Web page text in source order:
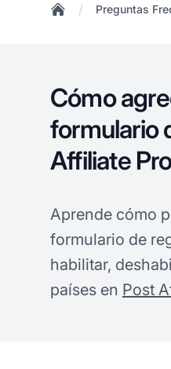
/ Preguntas
Cómo
formulario
Affiliate
Aprende cómo
formulario de
habilitar,
países en Post